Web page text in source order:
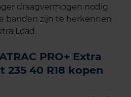
draagvermogen nodig
banden zijn te herkennen
Load.
PRO+ Extra
235 40 R18 kopen